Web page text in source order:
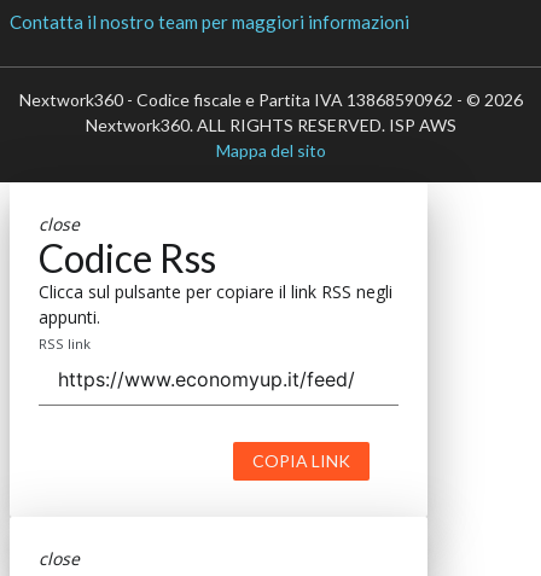
Contatta il nostro team per maggiori informazioni
Nextwork360 - Codice fiscale e Partita IVA 13868590962 - © 2026
Nextwork360. ALL RIGHTS RESERVED. ISP AWS
Mappa del sito
close
Codice Rss
Clicca sul pulsante per copiare il link RSS negli
appunti.
RSS link
COPIA LINK
close